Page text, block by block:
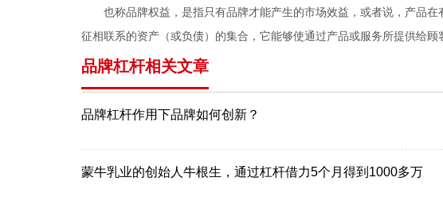
也称品牌权益，是指只有品牌才能产生的市场效益，或者说，产品
征相联系的资产（或负债）的集合，它能够使通过产品或服务所提供给顾
品牌杠杆相关文章
品牌杠杆作用下品牌如何创新？
蒙牛乳业的创始人牛根生，通过杠杆借力5个月得到1000多万